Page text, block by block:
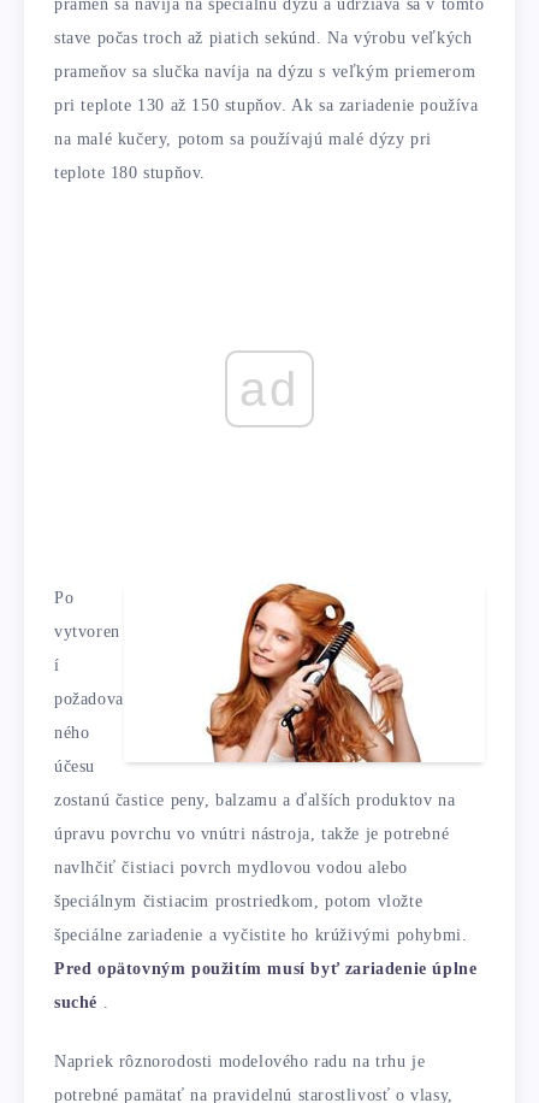
prameň sa navíja na špeciálnu dýzu a udržiava sa v tomto
stave počas troch až piatich sekúnd. Na výrobu veľkých
prameňov sa slučka navíja na dýzu s veľkým priemerom
pri teplote 130 až 150 stupňov. Ak sa zariadenie používa
na malé kučery, potom sa používajú malé dýzy pri
teplote 180 stupňov.
ad
Po
vytvoren
í
požadova
ného
účesu
zostanú častice peny, balzamu a ďalších produktov na
úpravu povrchu vo vnútri nástroja, takže je potrebné
navlhčiť čistiaci povrch mydlovou vodou alebo
špeciálnym čistiacim prostriedkom, potom vložte
špeciálne zariadenie a vyčistite ho krúživými pohybmi.
Pred opätovným použitím musí byť zariadenie úplne
suché .
Napriek rôznorodosti modelového radu na trhu je
potrebné pamätať na pravidelnú starostlivosť o vlasy,